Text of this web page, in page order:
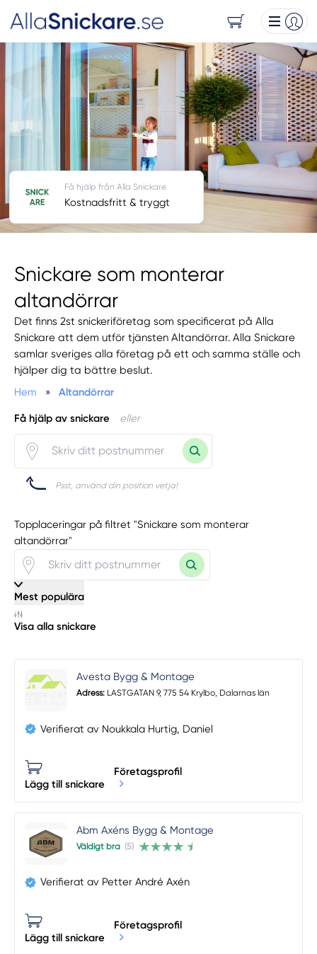
Snickare som monterar
altandörrar
Det finns 2st snickeriföretag som specificerat på Alla
Snickare att dem utför tjänsten Altandörrar. Alla Snickare
samlar sveriges alla företag på ett och samma ställe och
hjälper dig ta bättre beslut.
Hem
» Altandörrar
Få hjälp av snickare eller
Psst, använd din position vetja!
Få hjälp från Alla Snickare
Kostnadsfritt & tryggt
Topplaceringar på filtret "Snickare som monterar
altandörrar"
Mest populära
Visa alla snickare
Avesta Bygg & Montage
Adress: LASTGATAN 9, 775 54 Krylbo, Dalarnas län
Verifierat av Noukkala Hurtig, Daniel
Lägg till snickare
Företagsprofil
Abm Axéns Bygg & Montage
Väldigt bra (5)
Verifierat av Petter André Axén
Lägg till snickare
Företagsprofil